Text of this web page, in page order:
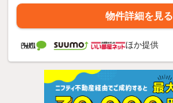
物件詳細を見る
ほか提供